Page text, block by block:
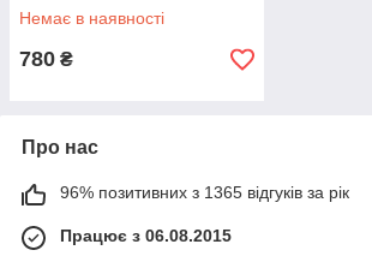
Немає в наявності
780 ₴
Про нас
96% позитивних з 1365 відгуків за рік
Працює з 06.08.2015